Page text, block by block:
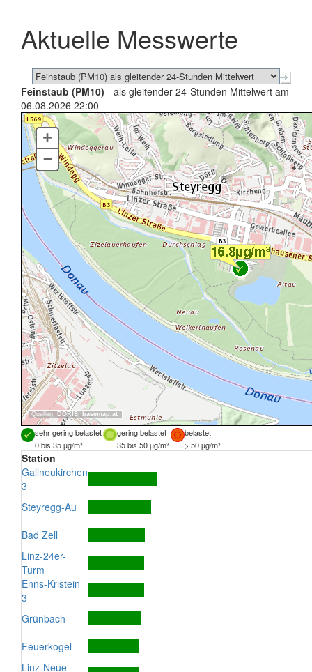
schließen
Aktuelle Messwerte
Feinstaub (PM10) - als gleitender 24-Stunden Mittelwert am
06.08.2026 22:00
Quellen: DORIS, basemap.at
+
–
sehr gering belastet gering belastet
belastet
0 bis 35 µg/m³
35 bis 50 µg/m³ > 50 µg/m³
Station
Gallneukirchen
3
Steyregg-Au
Bad Zell
Linz-24er-
Turm
Enns-Kristein
3
Grünbach
Feuerkogel
Linz-Neue